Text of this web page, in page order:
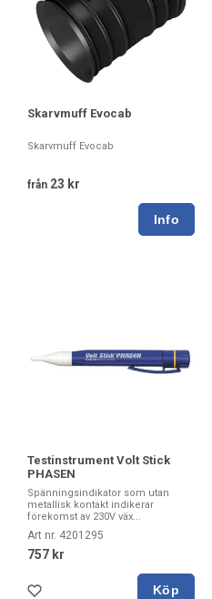
Skarvmuff Evocab
Skarvmuff Evocab
från 23 kr
Testinstrument Volt Stick
PHASEN
Spänningsindikator som utan
metallisk kontakt indikerar
förekomst av 230V väx...
Art nr. 4201295
757 kr
Köp